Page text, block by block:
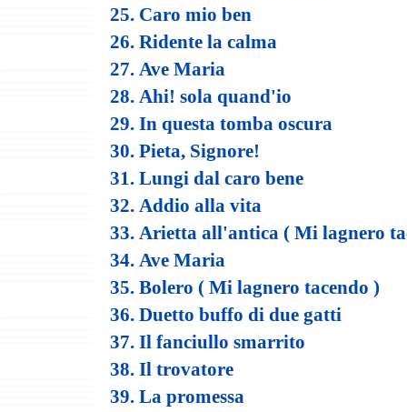
25. Caro mio ben
26. Ridente la calma
27. Ave Maria
28. Ahi! sola quand'io
29. In questa tomba oscura
30. Pieta, Signore!
31. Lungi dal caro bene
32. Addio alla vita
33. Arietta all'antica ( Mi lagnero
34. Ave Maria
35. Bolero ( Mi lagnero tacendo )
36. Duetto buffo di due gatti
37. Il fanciullo smarrito
38. Il trovatore
39. La promessa